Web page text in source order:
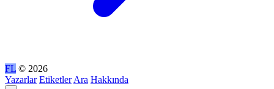
FL © 2026
Yazarlar Etiketler Ara Hakkında